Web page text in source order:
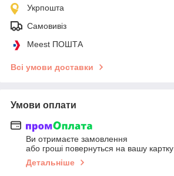
Укрпошта
Самовивіз
Meest ПОШТА
Всі умови доставки
Умови оплати
Ви отримаєте замовлення
або гроші повернуться на вашу картку
Детальніше